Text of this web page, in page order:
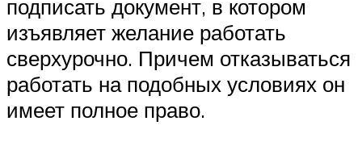
подписать документ, в котором
изъявляет желание работать
сверхурочно. Причем отказываться
работать на подобных условиях он
имеет полное право.